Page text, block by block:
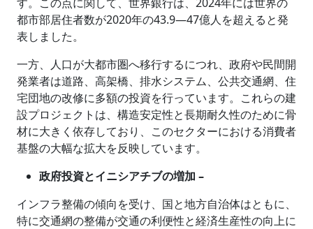
都市部居住者数が2020年の43.9―47億人を超えると発
表しました。
一方、人口が大都市圏へ移行するにつれ、政府や民間開
発業者は道路、高架橋、排水システム、公共交通網、住
宅団地の改修に多額の投資を行っています。これらの建
設プロジェクトは、構造安定性と長期耐久性のために骨
材に大きく依存しており、このセクターにおける消費者
基盤の大幅な拡大を反映しています。
政府投資とイニシアチブの増加 –
インフラ整備の傾向を受け、国と地方自治体はともに、
特に交通網の整備が交通の利便性と経済生産性の向上に